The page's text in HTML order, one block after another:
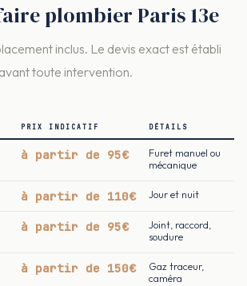
plombier Paris 13e
inclus. Le devis exact est établi
toute intervention.
PRIX INDICATIF DÉTAILS
à partir de 95€
Furet manuel ou
mécanique
à partir de 110€ Jour et nuit
à partir de 95€
Joint, raccord,
soudure
à partir de 150€
Gaz traceur,
caméra